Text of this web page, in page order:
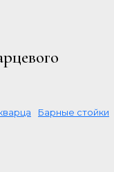
Барные стойки